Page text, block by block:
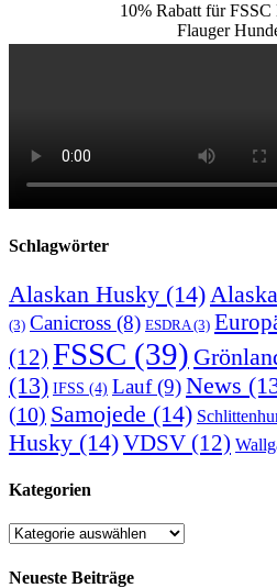
10% Rabatt für
Flauger
Schlagwörter
Alaskan Husky (14)
(3) Canicross (8) ESDRA (3)
(12) FSSC (39)
(13) IFSS (4) Lauf(9)News
(10) Samojede (14)
Husky (14)VDSV (12)
Kategorien
Kategorien
Neueste Beiträge